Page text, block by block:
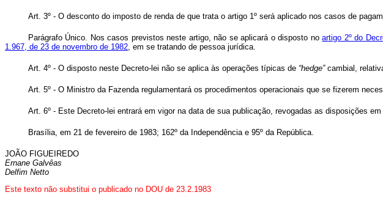
Art. 3º - O desconto do imposto de renda de que trata o artigo 1º será aplicado nos casos de
Parágrafo Único. Nos casos previstos neste artigo, não se aplicará o disposto noartigo 2º do
1.967, de 23 de novembro de 1982, em se tratando de pessoa jurídica.
Art. 4º - O disposto neste Decreto-lei não se aplica às operações típicas de “hedge”cambial,
Art. 5º - O Ministro da Fazenda regulamentará os procedimentos operacionais que se fizerem
Art. 6º - Este Decreto-lei entrará em vigor na data de sua publicação, revogadas as disposições em
Brasília, em 21 de fevereiro de 1983; 162º da Independência e 95º da República.
JOÃO FIGUEIREDO
Ernane Galvêas
Delfim Netto
Este texto não substitui o publicado no DOU de 23.2.1983